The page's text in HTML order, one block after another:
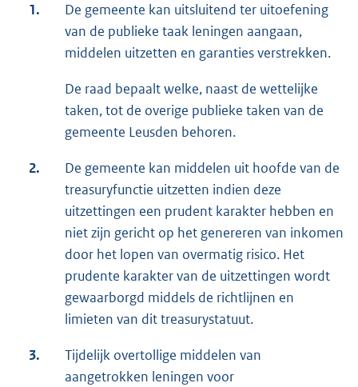
1.
De gemeente kan uitsluitend ter uitoefening
van de publieke taak leningen aangaan,
middelen uitzetten en garanties verstrekken.
De raad bepaalt welke, naast de wettelijke
taken, tot de overige publieke taken van de
gemeente Leusden behoren.
2.
De gemeente kan middelen uit hoofde van de
treasuryfunctie uitzetten indien deze
uitzettingen een prudent karakter hebben en
niet zijn gericht op het genereren van inkomen
door het lopen van overmatig risico. Het
prudente karakter van de uitzettingen wordt
gewaarborgd middels de richtlijnen en
limieten van dit treasurystatuut.
3.
Tijdelijk overtollige middelen van
aangetrokken leningen voor